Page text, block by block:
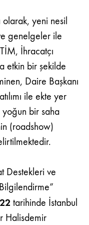
olarak, yeni nesil
genelgeler ile
İhracatçı
etkin bir şekilde
Daire Başkanı
ile ekte yer
yoğun bir saha
(roadshow)
Destekleri ve
tarihinde İstanbul
Halisdemir